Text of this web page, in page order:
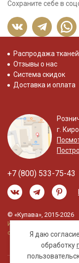
Сохраните себе в
Я даю
обработку
Распродажа тканей
Отзывы о нас
Система скидок
Доставка и оплата
г.
+7 (800) 533-75-43
© «Купава», 2015-2026
Информация на сайте
офертой.